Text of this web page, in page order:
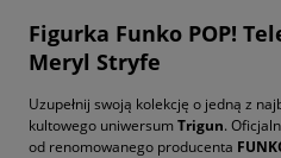
Figurka Funko POP!
Meryl Stryfe
Uzupełnij swoją kolekcję o jedną z
kultowego uniwersumTrigun.
od renomowanego producenta